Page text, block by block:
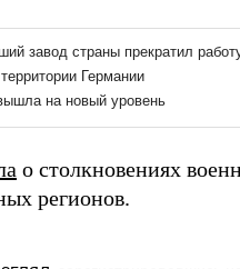
о столкновениях
регионов.